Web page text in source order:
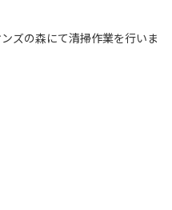
ズの森にて清掃作業を行いま